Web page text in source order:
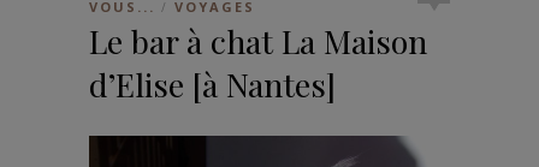
VOUS... / VOYAGES
Le bar à chat La Maison
d’Elise [à Nantes]